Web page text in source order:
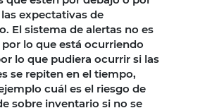
expectativas de
El sistema de alertas no es
lo que está ocurriendo
lo que pudiera ocurrir si las
se repiten en el tiempo,
cuál es el riesgo de
sobre inventario si no se